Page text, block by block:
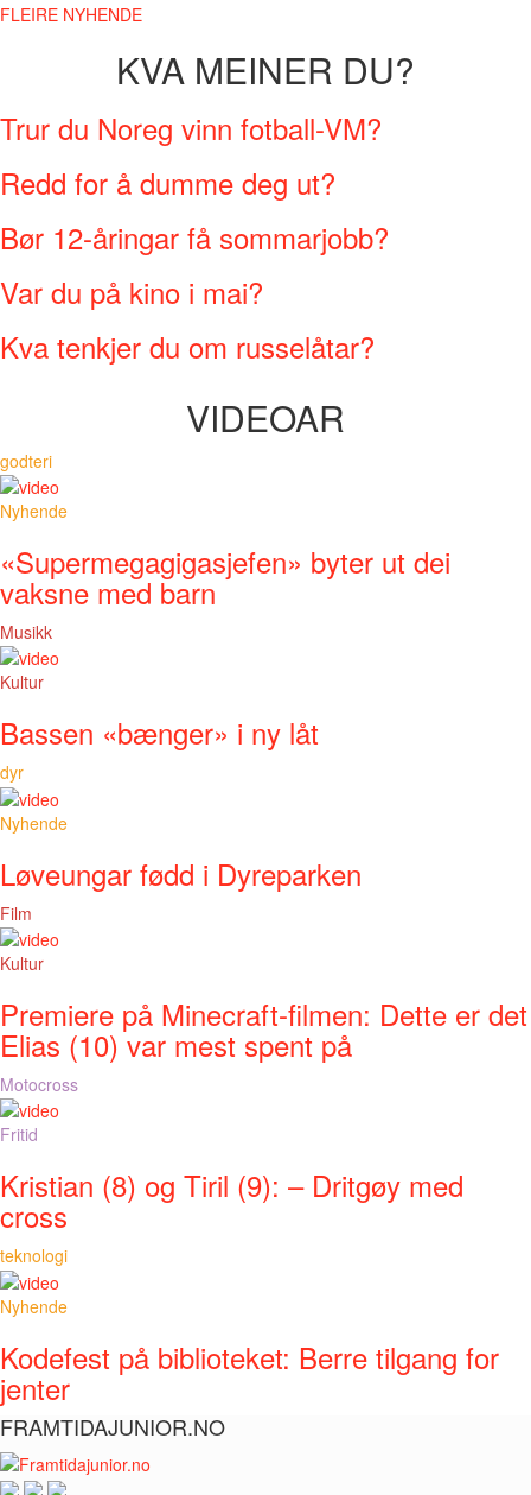
FLEIRE NYHENDE
KVA MEINER DU?
Trur du Noreg vinn fotball-VM?
Redd for å dumme deg ut?
Bør 12-åringar få sommarjobb?
Var du på kino i mai?
Kva tenkjer du om russelåtar?
VIDEOAR
godteri
Nyhende
«Supermegagigasjefen» byter ut dei
vaksne med barn
Musikk
Kultur
Bassen «bænger» i ny låt
dyr
Nyhende
Løveungar fødd i Dyreparken
Film
Kultur
Premiere på Minecraft-filmen: Dette er det
Elias (10) var mest spent på
Motocross
Fritid
Kristian (8) og Tiril (9): – Dritgøy med
cross
teknologi
Nyhende
Kodefest på biblioteket: Berre tilgang for
jenter
FRAMTIDAJUNIOR.NO